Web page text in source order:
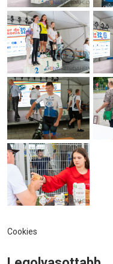
Cookies